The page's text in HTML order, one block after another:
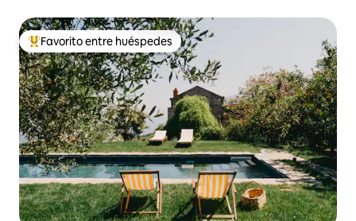
Favorito entre huéspedes preferido
Favorito entre huéspedes